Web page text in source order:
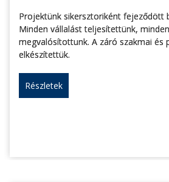
Projektünk sikersztoriként fejeződött
Minden vállalást teljesítettünk,
megvalósítottunk. A záró szakmai és
elkészítettük.
Részletek